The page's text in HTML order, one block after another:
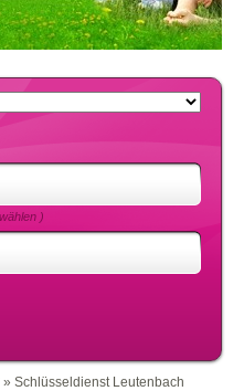
)
» Schlüsseldienst Leutenbach